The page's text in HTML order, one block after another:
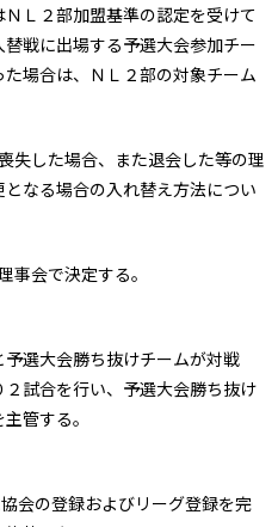
Ｌ２部加盟基準の認定を受けて
戦に出場する予選大会参加チー
場合は、ＮＬ２部の対象チーム
失した場合、また退会した等の理
なる場合の入れ替え方法につい
事会で決定する。
選大会勝ち抜けチームが対戦
試合を行い、予選大会勝ち抜け
管する。
会の登録およびリーグ登録を完